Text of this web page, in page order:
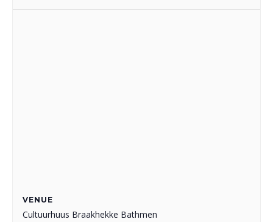
VENUE
Cultuurhuus Braakhekke Bathmen